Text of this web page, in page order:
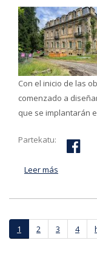
Con el inicio de las
comenzado a
que se implantarán
Partekatu:
Leer más
culturales
Páginas
1 2 3 4